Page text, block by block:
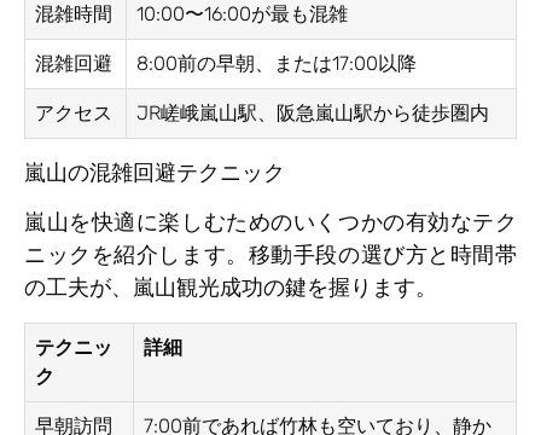
混雑時間 10:00〜16:00が最も混雑
混雑回避 8:00前の早朝、または17:00以降
アクセス JR嵯峨嵐山駅、阪急嵐山駅から徒歩圏内
嵐山の混雑回避テクニック
嵐山を快適に楽しむためのいくつかの有効なテク
ニックを紹介します。移動手段の選び方と時間帯
の工夫が、嵐山観光成功の鍵を握ります。
テクニッ
ク
詳細
早朝訪問
7:00前であれば竹林も空いており、静か